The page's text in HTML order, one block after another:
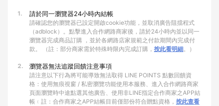
1. 請於同一瀏覽器24小時內結帳
請確認您的瀏覽器已設定開啟cookie功能，並取消廣告阻擋程式
（adblock）。點擊進入合作網路商家後，請於24小時內並以同一
瀏覽器完成商品訂購 ，並於各網路店家規範之付款期間內完成付
款。 （註：部分商家需於特殊時限內完成訂購， 按此看明細。）
2. 瀏覽器無法追蹤回饋注意事項
請注意以下行為將可能導致無法取得 LINE POINTS 點數回饋資
格：使用無痕視窗 / 私密瀏覽功能使用本服務、進入合作網路商家
頁面瀏覽時中途點選其他廣告、使用非LINE指定合作商家之APP結
帳﹙註：合作商家之APP結帳目前僅部份符合贈點資格， 按此查看